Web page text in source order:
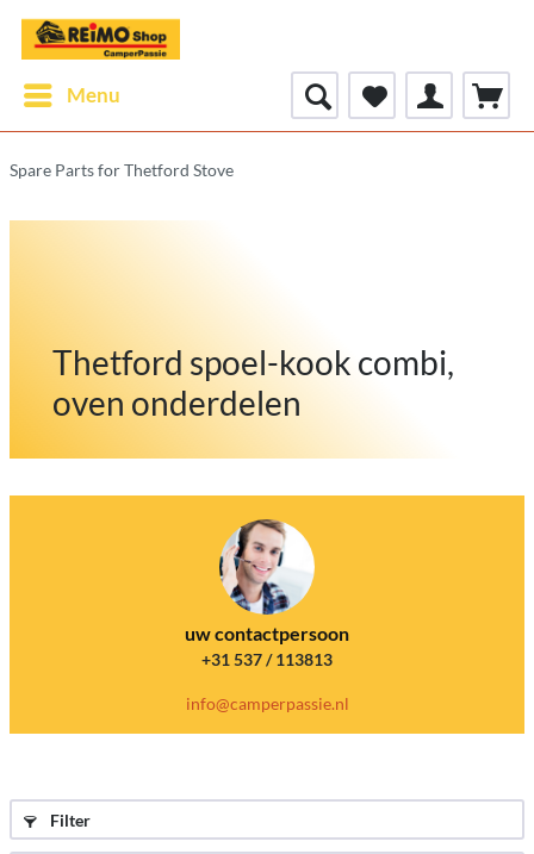
Menu
Spare Parts for Thetford Stove
Thetford spoel-kook combi,
oven onderdelen
uw contactpersoon
+31 537 / 113813
info@camperpassie.nl
Filter